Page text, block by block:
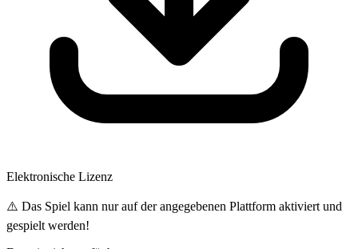
Elektronische Lizenz
⚠️ Das Spiel kann nur auf der angegebenen Plattform aktiviert und
gespielt werden!